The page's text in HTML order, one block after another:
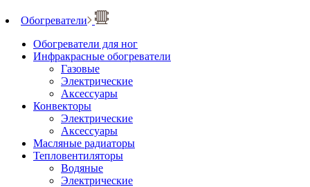
Обогреватели
Обогреватели для ног
Инфракрасные обогреватели
Газовые
Электрические
Аксессуары
Конвекторы
Электрические
Аксессуары
Масляные радиаторы
Тепловентиляторы
Водяные
Электрические